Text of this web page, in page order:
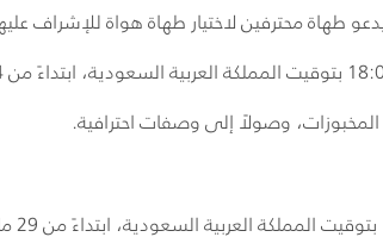
محترفين لاختيار طهاة هواة للإشراف
وصولاً إلى وصفات احترافية.